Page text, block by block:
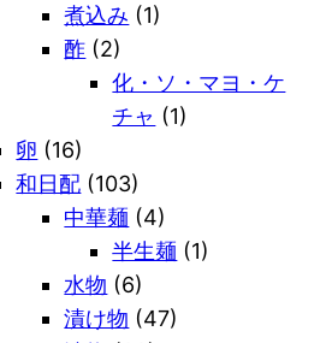
煮込み (1)
酢 (2)
化・ソ・マヨ・ケ
チャ (1)
卵 (16)
和日配 (103)
中華麺 (4)
半生麺 (1)
水物 (6)
漬け物 (47)